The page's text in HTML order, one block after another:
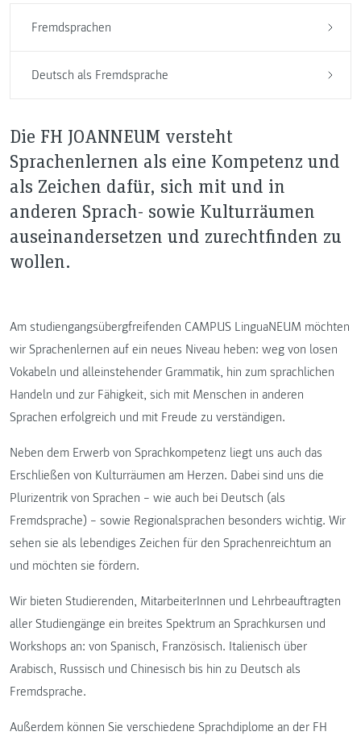
Fremdsprachen
Deutsch als Fremdsprache
Die FH JOANNEUM versteht
Sprachenlernen als eine Kompetenz und
als Zeichen dafür, sich mit und in
anderen Sprach- sowie Kulturräumen
auseinandersetzen und zurechtfinden zu
wollen.
Am studiengangsübergfreifenden CAMPUS LinguaNEUM möchten
wir Sprachenlernen auf ein neues Niveau heben: weg von losen
Vokabeln und alleinstehender Grammatik, hin zum sprachlichen
Handeln und zur Fähigkeit, sich mit Menschen in anderen
Sprachen erfolgreich und mit Freude zu verständigen.
Neben dem Erwerb von Sprachkompetenz liegt uns auch das
Erschließen von Kulturräumen am Herzen. Dabei sind uns die
Plurizentrik von Sprachen – wie auch bei Deutsch (als
Fremdsprache) – sowie Regionalsprachen besonders wichtig. Wir
sehen sie als lebendiges Zeichen für den Sprachenreichtum an
und möchten sie fördern.
Wir bieten Studierenden, MitarbeiterInnen und Lehrbeauftragten
aller Studiengänge ein breites Spektrum an Sprachkursen und
Workshops an: von Spanisch, Französisch. Italienisch über
Arabisch, Russisch und Chinesisch bis hin zu Deutsch als
Fremdsprache.
Außerdem können Sie verschiedene Sprachdiplome an der FH